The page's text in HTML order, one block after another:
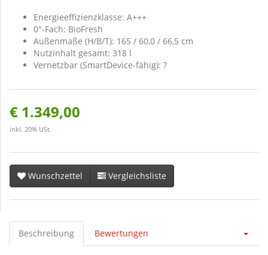
Energieeffizienzklasse: A+++
0°-Fach: BioFresh
Außenmaße (H/B/T): 165 / 60,0 / 66,5 cm
Nutzinhalt gesamt: 318 l
Vernetzbar (SmartDevice-fähig): ?
€ 1.349,00
inkl. 20% USt.
Wunschzettel Vergleichsliste
Beschreibung Bewertungen